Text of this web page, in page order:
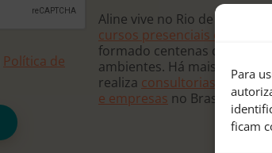
Para
ficam
Política de
Aline vive no Rio de Janeiro e
cursos presenciais e online
formado centenas de
ambientes. Há mais de 20
realiza consultorias para
e empresas no Brasil e no